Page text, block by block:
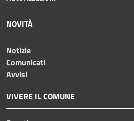
NOVITÀ
Notizie
Comunicati
Avvisi
VIVERE IL COMUNE